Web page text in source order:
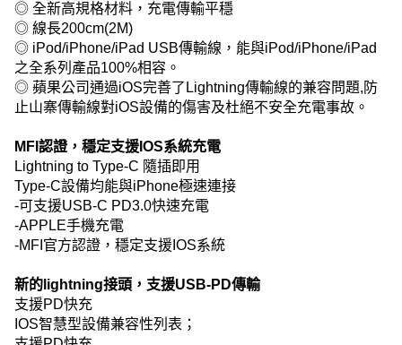
◎ 全新高規格材料，充電傳輸平穩
◎ 線長200cm(2M)
◎ iPod/iPhone/iPad USB傳輸線，能與iPod/iPhone/iPad
之全系列產品100%相容。
◎ 蘋果公司通過iOS完善了Lightning傳輸線的兼容問題,防
止山寨傳輸線對iOS設備的傷害及杜絕不安全充電事故。
MFI認證，穩定支援IOS系統充電
Lightning to Type-C 隨插即用
Type-C設備均能與iPhone極速連接
-可支援USB-C PD3.0快速充電
-APPLE手機充電
-MFI官方認證，穩定支援IOS系統
新的lightning接頭，支援USB-PD傳輸
支援PD快充
IOS智慧型設備兼容性列表；